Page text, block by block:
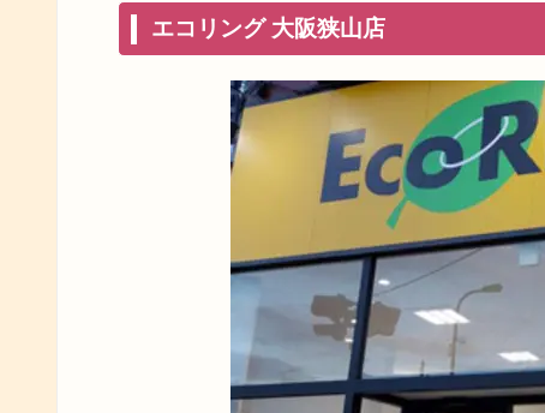
エコリング 大阪狭山店